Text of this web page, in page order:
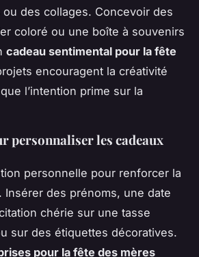
des collages. Concevoir des
coloré ou une boîte à souvenirs
cadeau sentimental pour la fête
encouragent la créativité
l’intention prime sur la
personnaliser les cadeaux
personnelle pour renforcer la
Insérer des prénoms, une date
chérie sur une tasse
sur des étiquettes décoratives.
pour la fête des mères